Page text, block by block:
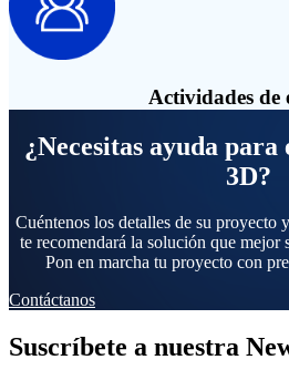
Actividades de
¿Necesitas ayuda
3D?
Cuéntenos los detalles de su proyecto
te recomendará la solución que mejor
Pon en marcha tu proyecto con
Contáctanos
Suscríbete a nuestra